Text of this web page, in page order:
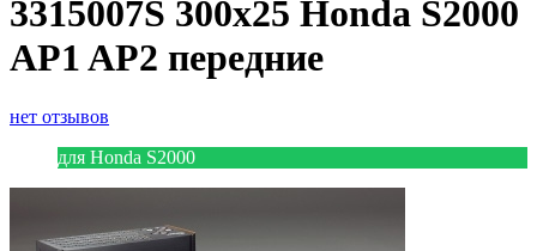
3315007S 300x25 Honda S2000
AP1 AP2 передние
нет отзывов
для Honda S2000